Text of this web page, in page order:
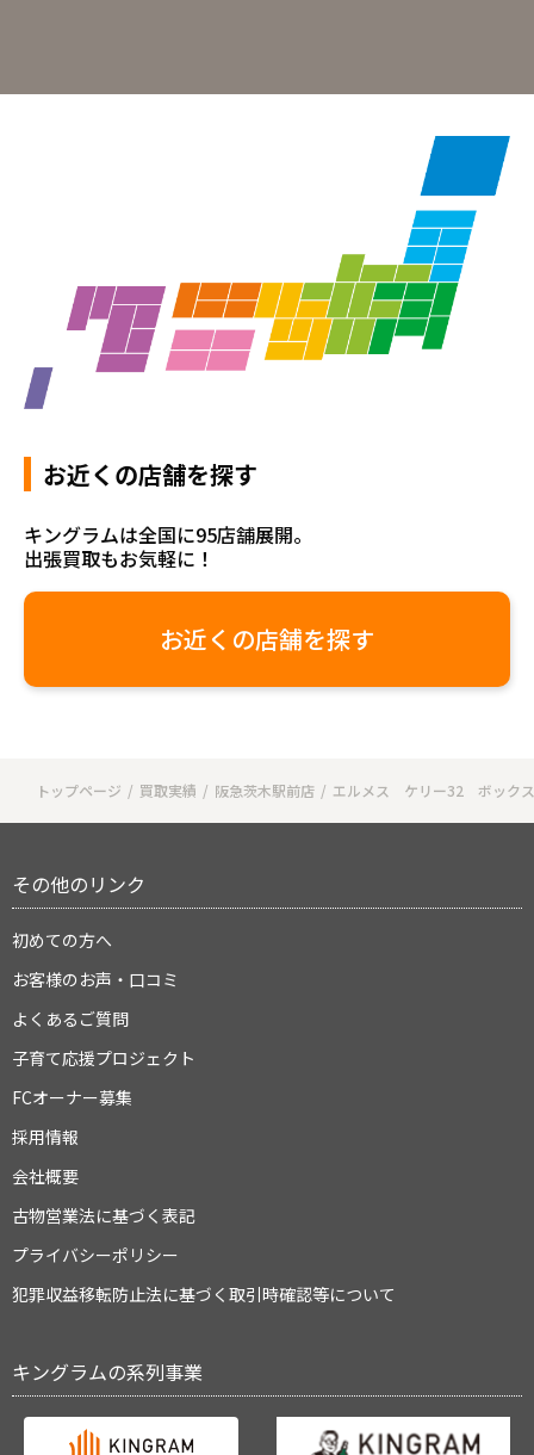
お近くの店舗を探す
キングラムは全国に95店舗展開。
出張買取もお気軽に！
お近くの店舗を探す
トップページ 買取実績 阪急茨木駅前店 エルメス ケリー32 ボック
その他のリンク
初めての方へ
お客様のお声・口コミ
よくあるご質問
子育て応援プロジェクト
FCオーナー募集
採用情報
会社概要
古物営業法に基づく表記
プライバシーポリシー
犯罪収益移転防止法に基づく取引時確認等について
キングラムの系列事業